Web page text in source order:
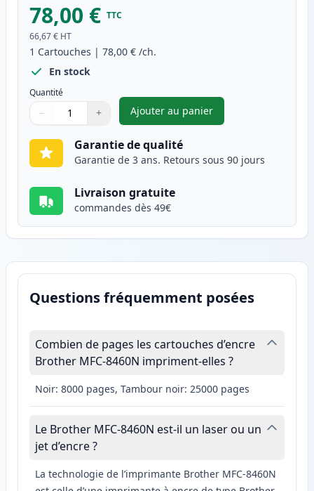
78,00 € TTC
66,67 € HT
1 Cartouches | 78,00 € /ch.
En stock
Quantité
Quantité
Utilisez les boutons pour ajuster
− +
Quantité
Ajouter au panier
,Brother DR3100 tambour
Garantie de qualité
Garantie de 3 ans. Retours sous 90 jours
Livraison gratuite
commandes dès 49€
Questions fréquemment posées
Combien de pages les cartouches d’encre
Brother MFC-8460N impriment-elles ?
Noir: 8000 pages, Tambour noir: 25000 pages
Le Brother MFC-8460N est-il un laser ou un
jet d’encre ?
La technologie de l’imprimante Brother MFC-8460N